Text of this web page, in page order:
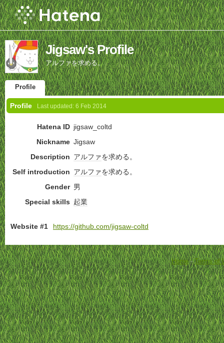
Jigsaw's Profile
アルファを求める。
Profile
Profile Last updated: 6 Feb 2014
Hatena ID jigsaw_coltd
Nickname Jigsaw
Description アルファを求める。
Self introduction アルファを求める。
Gender 男
Special skills 起業
Website #1 https://github.com/jigsaw-coltd
Home-Terms of